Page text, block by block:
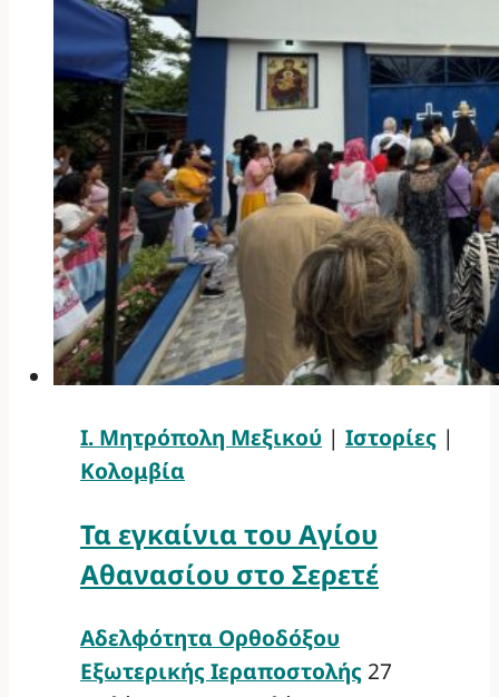
Ι. Μητρόπολη Μεξικού | Ιστορίες |
Κολομβία
Τα εγκαίνια του Αγίου
Αθανασίου στο Σερετέ
Αδελφότητα Ορθοδόξου
Εξωτερικής Ιεραποστολής 27